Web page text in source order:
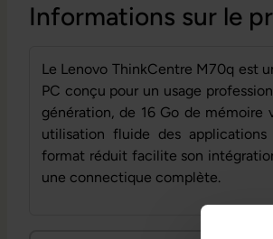
Informations sur le
Le Lenovo ThinkCentre M70q est
PC conçu pour un usage
génération, de 16 Go de mémoire
utilisation fluide des
format réduit facilite son
une connectique complète.